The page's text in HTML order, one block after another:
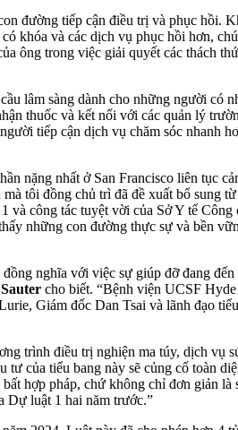
đường tiếp cận điều trị và phục hồi.
khóa và các dịch vụ phục hồi hơn,
ông trong việc giải quyết các thách
lâm sàng dành cho những người có
thuốc và kết nối với các quản lý
tiếp cận dịch vụ chăm sóc nhanh
nặng nhất ở San Francisco liên tục
tôi đồng chủ trì đã đề xuất bổ sung
và công tác tuyệt vời của Sở Y tế Công
những con đường thực sự và bền
nghĩa với việc sự giúp đỡ đang
cho biết. “Bệnh viện UCSF
Giám đốc Dan Tsai và lãnh đạo
trình điều trị nghiện ma túy, dịch vụ
tư của tiểu bang này sẽ củng cố toàn
hợp pháp, chứ không chỉ đơn giản
Dự luật 1 hai năm trước.”